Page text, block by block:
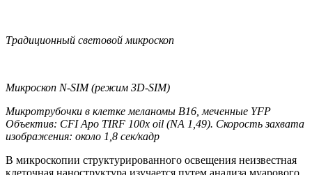
Традиционный световой микроскоп
Микроскоп N-SIM (режим 3D-SIM)
Микротрубочки в клетке меланомы B16, меченные YFP
Объектив: CFI Apo TIRF 100x oil (NA 1,49). Скорость захвата
изображения: около 1,8 сек/кадр
В микроскопии структурированного освещения неизвестная